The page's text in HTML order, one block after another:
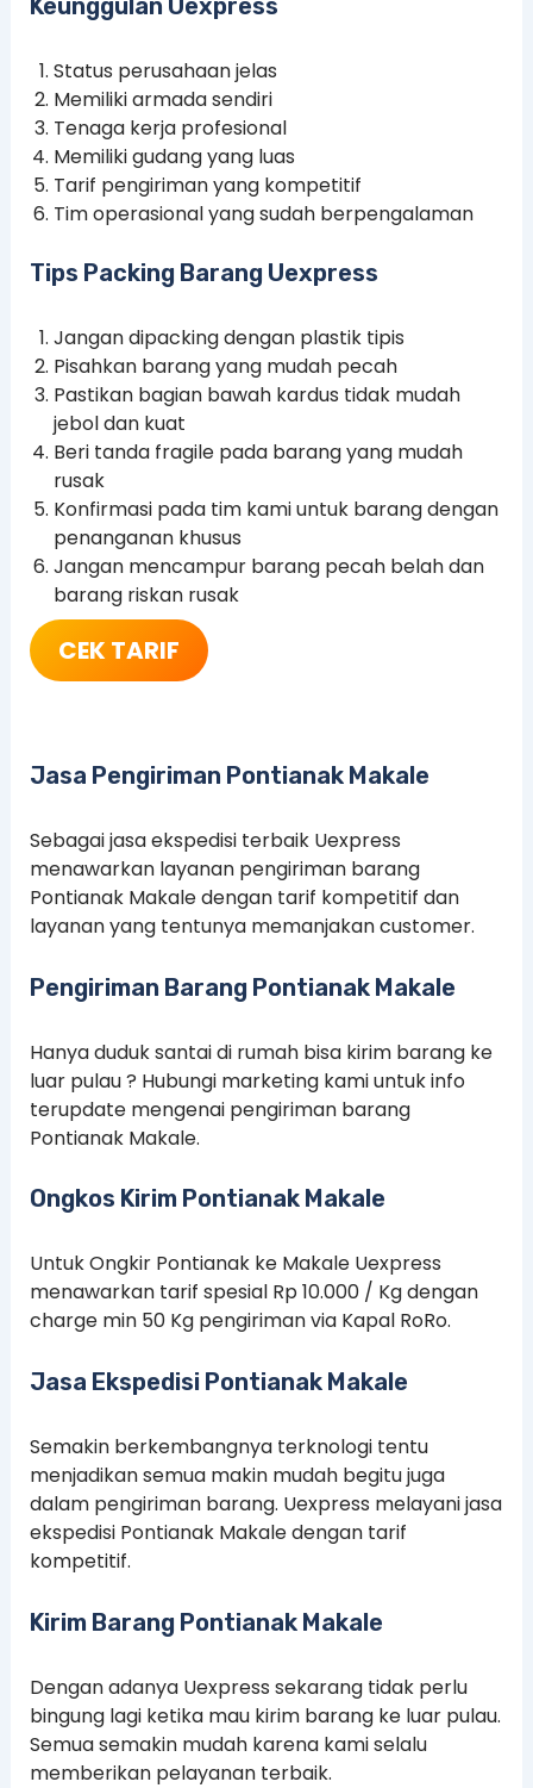
Keunggulan Uexpress
Status perusahaan jelas
Memiliki armada sendiri
Tenaga kerja profesional
Memiliki gudang yang luas
Tarif pengiriman yang kompetitif
Tim operasional yang sudah berpengalaman
Tips Packing Barang Uexpress
Jangan dipacking dengan plastik tipis
Pisahkan barang yang mudah pecah
Pastikan bagian bawah kardus tidak mudah
jebol dan kuat
Beri tanda fragile pada barang yang mudah
rusak
Konfirmasi pada tim kami untuk barang dengan
penanganan khusus
Jangan mencampur barang pecah belah dan
barang riskan rusak
CEK TARIF
Jasa Pengiriman Pontianak Makale
Sebagai jasa ekspedisi terbaik Uexpress
menawarkan layanan pengiriman barang
Pontianak Makale dengan tarif kompetitif dan
layanan yang tentunya memanjakan customer.
Pengiriman Barang Pontianak Makale
Hanya duduk santai di rumah bisa kirim barang ke
luar pulau ? Hubungi marketing kami untuk info
terupdate mengenai pengiriman barang
Pontianak Makale.
Ongkos Kirim Pontianak Makale
Untuk Ongkir Pontianak ke Makale Uexpress
menawarkan tarif spesial Rp 10.000 / Kg dengan
charge min 50 Kg pengiriman via Kapal RoRo.
Jasa Ekspedisi Pontianak Makale
Semakin berkembangnya terknologi tentu
menjadikan semua makin mudah begitu juga
dalam pengiriman barang. Uexpress melayani jasa
ekspedisi Pontianak Makale dengan tarif
kompetitif.
Kirim Barang Pontianak Makale
Dengan adanya Uexpress sekarang tidak perlu
bingung lagi ketika mau kirim barang ke luar pulau.
Semua semakin mudah karena kami selalu
memberikan pelayanan terbaik.